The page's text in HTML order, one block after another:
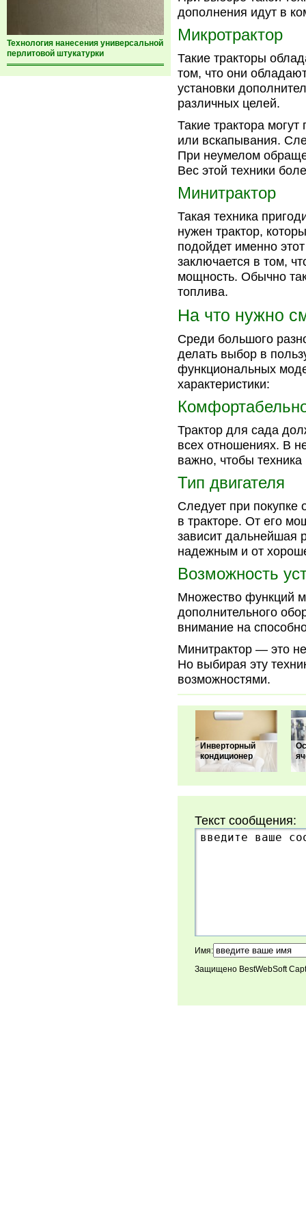
Технология нанесения универсальной
перлитовой штукатурки
дополнения идут в
Микротрактор
Такие тракторы
том, что они
установки
различных целей.
Такие трактора
или вскапывания.
При неумелом
Вес этой техники
Минитрактор
Такая техника
нужен трактор,
подойдет именно
заключается в том,
мощность. Обычно
топлива.
На что нужно
Среди большого
делать выбор в
функциональных
характеристики:
Трактор для сада
всех отношениях. В
важно, чтобы
Тип двигателя
Следует при покупке
в тракторе. От его
зависит дальнейшая
надежным и от
Возможность
Множество функций
дополнительного
внимание на
Минитрактор — это
Но выбирая эту
возможностями.
Инверторный
кондиционер
Текст сообщения:
Имя:
Защищено BestWebSoft